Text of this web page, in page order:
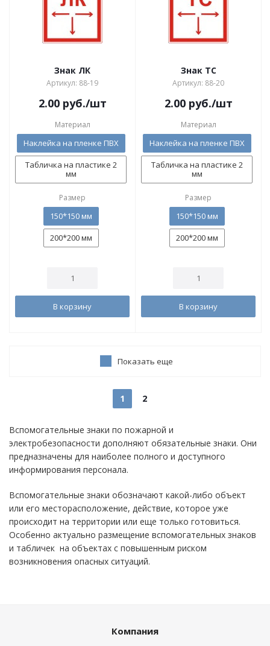
Знак ЛК
Артикул: 88-19
2.00руб./шт
Материал
Наклейка на пленке ПВХ
Табличка на пластике 2
мм
Размер
150*150 мм
200*200 мм
В корзину
Знак ТС
Артикул: 88-20
2.00руб./шт
Материал
Наклейка на пленке ПВХ
Табличка на пластике 2
мм
Размер
150*150 мм
200*200 мм
В корзину
Показать еще
1 2
Вспомогательные знаки по пожарной и
электробезопасности дополняют обязательные знаки. Они
предназначены для наиболее полного и доступного
информирования персонала.
Вспомогательные знаки обозначают какой-либо объект
или его месторасположение, действие, которое уже
происходит на территории или еще только готовиться.
Особенно актуально размещение вспомогательных знаков
и табличек на объектах с повышенным риском
возникновения опасных ситуаций.
Компания